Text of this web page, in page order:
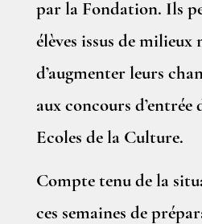
par la Fondation. Ils
élèves issus de milieux
d’augmenter leurs
aux concours d’entrée
Ecoles de la Culture.
Compte tenu de la
ces semaines de